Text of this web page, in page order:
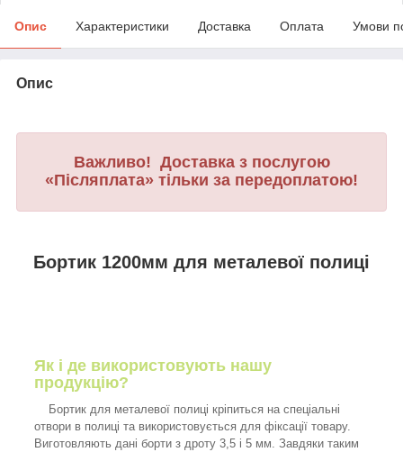
Опис Характеристики Доставка Оплата Умови
Опис
Важливо! Доставка з послугою
«Післяплата» тільки за передоплатою!
Бортик 1200мм для металевої полиці
Як і де використовують нашу
продукцію?
Бортик для металевої полиці кріпиться на спеціальні
отвори в полиці та використовується для фіксації товару.
Виготовляють дані борти з дроту 3,5 і 5 мм. Завдяки таким